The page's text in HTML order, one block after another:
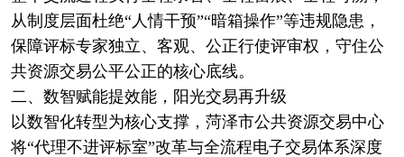
从制度层面杜绝“人情干预”“暗箱操作”等违规隐患，
保障评标专家独立、客观、公正行使评审权，守住公
共资源交易公平公正的核心底线。
二、数智赋能提效能，阳光交易再升级
以数智化转型为核心支撑，菏泽市公共资源交易中心
将“代理不进评标室”改革与全流程电子交易体系深度